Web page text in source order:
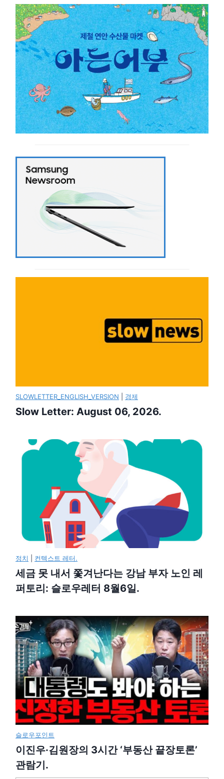
SLOWLETTER_ENGLISH_VERSION 경제
Slow Letter: August 06, 2026.
정치 컨텍스트 레터.
세금 못 내서 쫓겨난다는 강남 부자 노인 레
퍼토리: 슬로우레터 8월6일.
슬로우포인트
이진우·김원장의 3시간 ‘부동산 끝장토론’
관람기.